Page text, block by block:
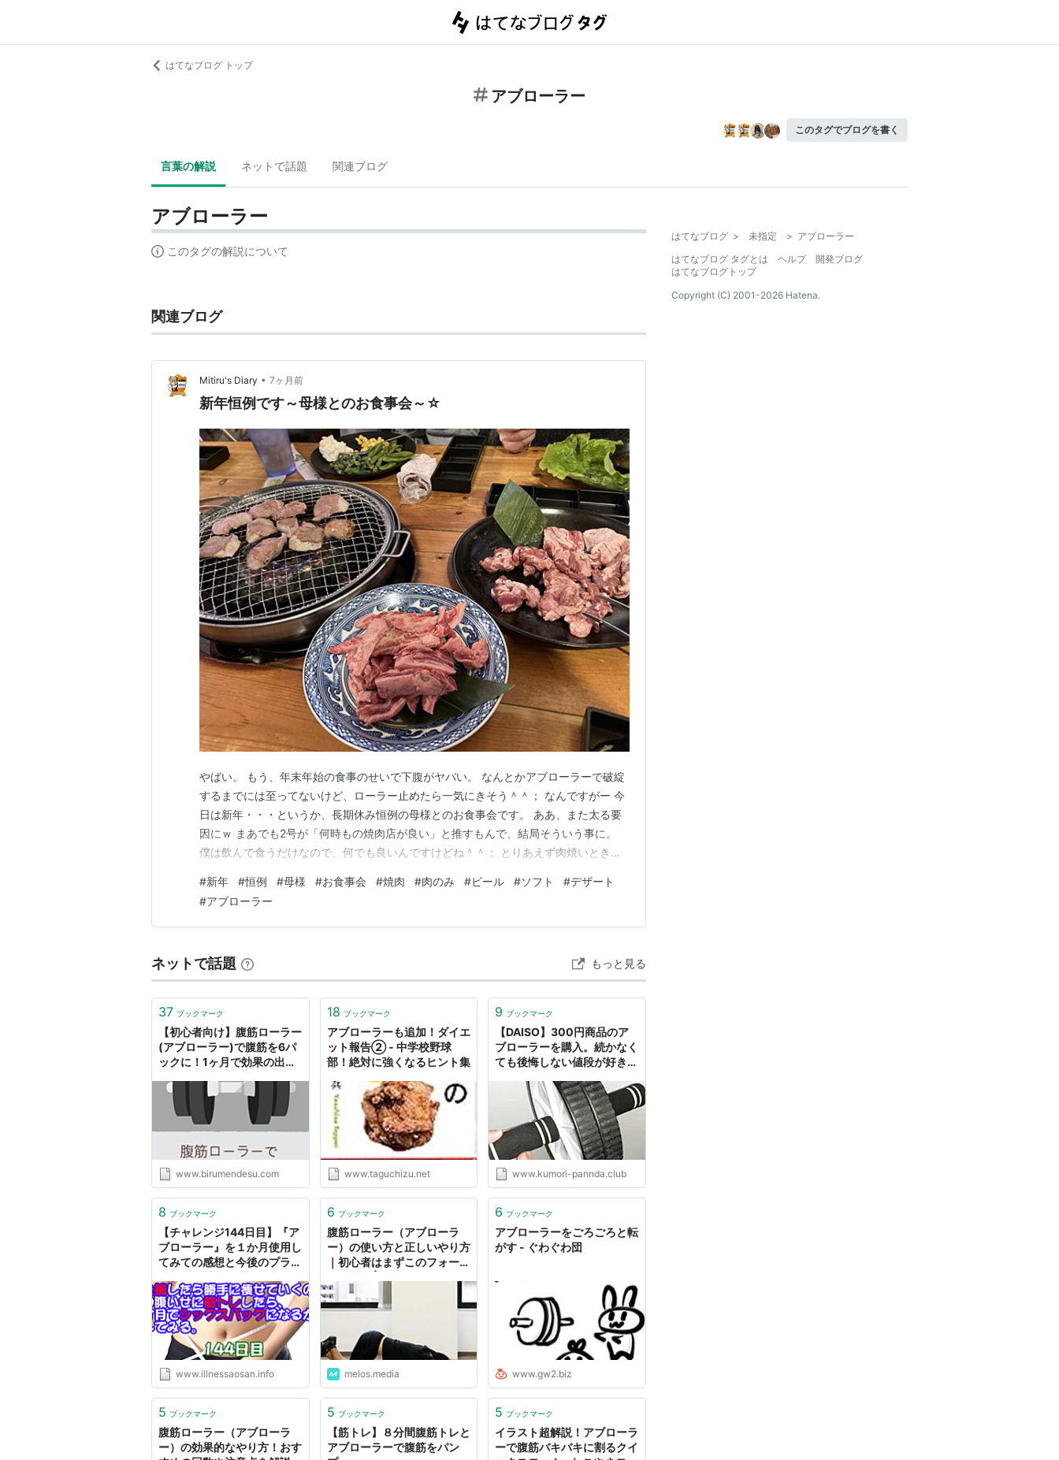
はてなブログ トップ
アブローラー
このタグでブログを書く
言葉の解説 ネットで話題 関連ブログ
アブローラー
このタグの解説について
関連ブログ
Mitiru's Diary • 7ヶ月前
新年恒例です～母様とのお食事会～☆
やばい。 もう、年末年始の食事のせいで下腹がヤバい。 なんとかアブローラーで破綻
するまでには至ってないけど、ローラー止めたら一気にきそう＾＾； なんですがー 今
日は新年・・・というか、長期休み恒例の母様とのお食事会です。 ああ、また太る要
因にｗ まあでも2号が「何時もの焼肉店が良い」と推すもんで、結局そういう事に。
僕は飲んで食うだけなので、何でも良いんですけどね＾＾； とりあえず肉焼いときま
言ってるわりにはソフトも山盛り食べて デザートもしっかり食べてきました。。。 う
ん、ローラー頑張ろう。。。 そんなこんなで…
#新年 #恒例 #母様 #お食事会 #焼肉 #肉のみ #ビール #ソフト #デザート
#アブローラー
ネットで話題 もっと見る
37 ブックマーク
【初心者向け】腹筋ローラー
(アブローラー)で腹筋を6パ
ックに！1ヶ月で効果の出る
www.birumendesu.com
18 ブックマーク
アブローラーも追加！ダイエ
ット報告② - 中学校野球
部！絶対に強くなるヒント集
www.taguchizu.net
9 ブックマーク
【DAISO】300円商品のア
ブローラーを購入。続かなく
ても後悔しない値段が好き
www.kumori-pannda.club
8 ブックマーク
【チャレンジ144日目】『ア
ブローラー』を１か月使用し
てみての感想と今後のプラン
ックスパックを目指すお話】
- 食べるをいかすライオン
www.illnessaosan.info
6 ブックマーク
腹筋ローラー（アブローラ
ー）の使い方と正しいやり方
｜初心者はまずこのフォーム
ポーツ『MELOS』
melos.media
6 ブックマーク
アブローラーをごろごろと転
がす - ぐわぐわ団
www.gw2.biz
5 ブックマーク
腹筋ローラー（アブローラ
ー）の効果的なやり方！おす
5 ブックマーク
【筋トレ】８分間腹筋トレと
アブローラーで腹筋をパン
5 ブックマーク
イラスト超解説！アブローラ
ーで腹筋バキバキに割るクイ
はてなブログ > 未指定 > アブローラー
はてなブログ タグとは
ヘルプ
開発ブログ
はてなブログトップ
Copyright (C) 2001-2026 Hatena.